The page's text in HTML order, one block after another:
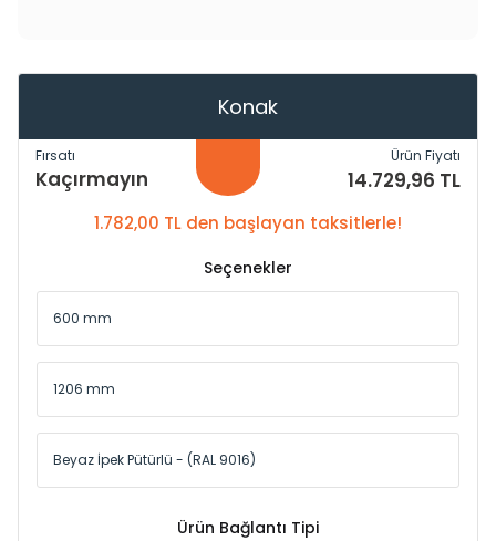
Konak
Fırsatı
Kaçırmayın
Ürün Fiyatı
14.729,96 TL
1.782,00 TL den başlayan taksitlerle!
Seçenekler
Ürün Bağlantı Tipi